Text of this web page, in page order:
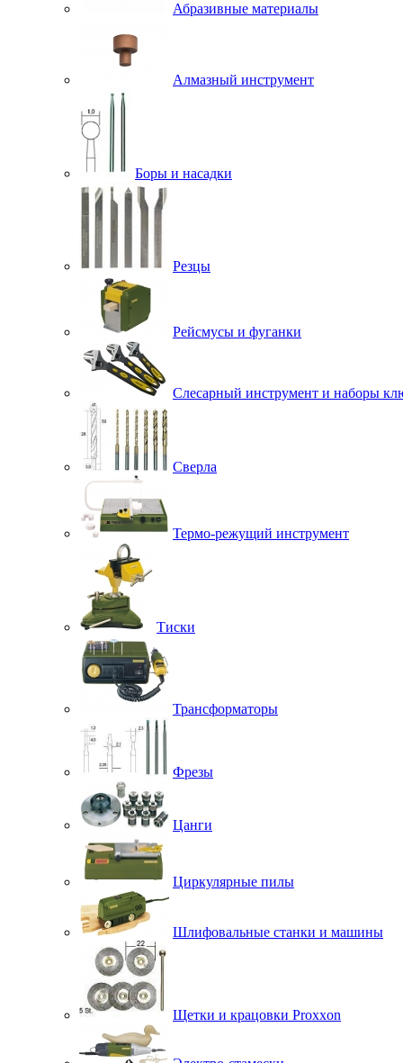
Абразивные материалы
Алмазный инструмент
Боры и насадки
Резцы
Рейсмусы и фуганки
Слесарный инструмент и наборы
Сверла
Термо-режущий инструмент
Тиски
Трансформаторы
Фрезы
Цанги
Циркулярные пилы
Шлифовальные станки и машины
Щетки и крацовки Proxxon